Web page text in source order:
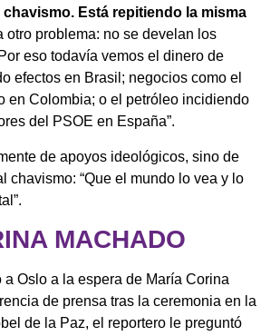
Está repitiendo la misma
otro problema: no se develan los
eso todavía vemos el dinero de
efectos en Brasil; negocios como el
en Colombia; o el petróleo incidiendo
del PSOE en España”.
de apoyos ideológicos, sino de
chavismo: “Que el mundo lo vea y lo
MACHADO
Oslo a la espera de María Corina
de prensa tras la ceremonia en la
de la Paz, el reportero le preguntó